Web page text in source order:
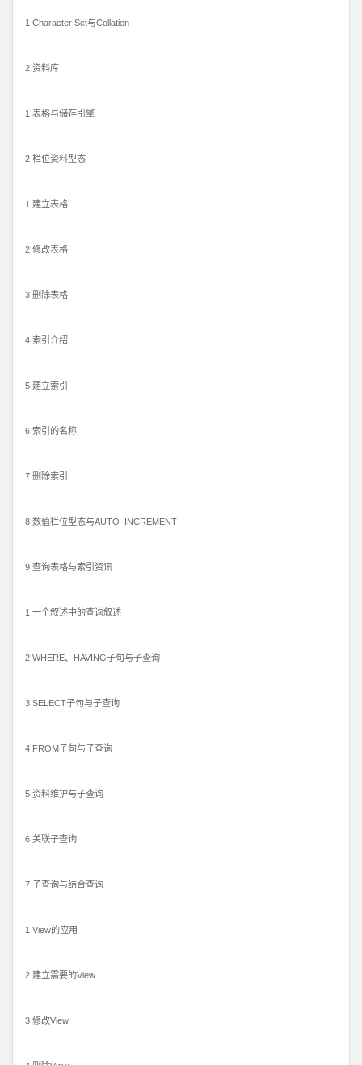
1 Character Set与Collat​​ion
2 资料库
1 表格与储存引擎
2 栏位资料型态
1 建立表格
2 修改表格
3 删除表格
4 索引介绍
5 建立索引
6 索引的名称
7 删除索引
8 数值栏位型态与AUTO_INCREMENT
9 查询表格与索引资讯
1 一个叙述中的查询叙述
2 WHERE、HAVING子句与子查询
3 SELECT子句与子查询
4 FROM子句与子查询
5 资料维护与子查询
6 关联子查询
7 子查询与结合查询
1 View的应用
2 建立需要的View
3 修改View